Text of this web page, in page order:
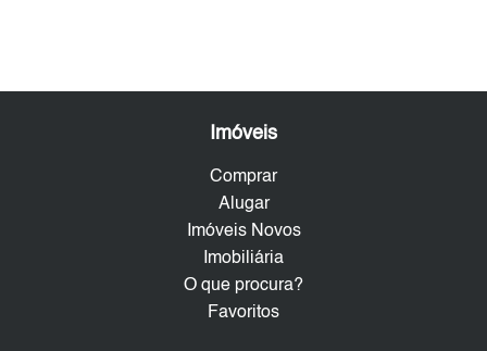
Imóveis
Comprar
Alugar
Imóveis Novos
Imobiliária
O que procura?
Favoritos